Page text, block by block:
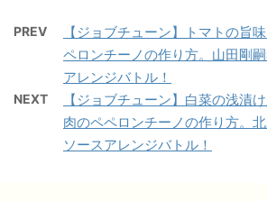
PREV
【ジョブチューン】トマトの旨
ペロンチーノの作り方。山田剛
アレンジバトル！
NEXT
【ジョブチューン】白菜の浅漬
肉のペペロンチーノの作り方。
ソースアレンジバトル！